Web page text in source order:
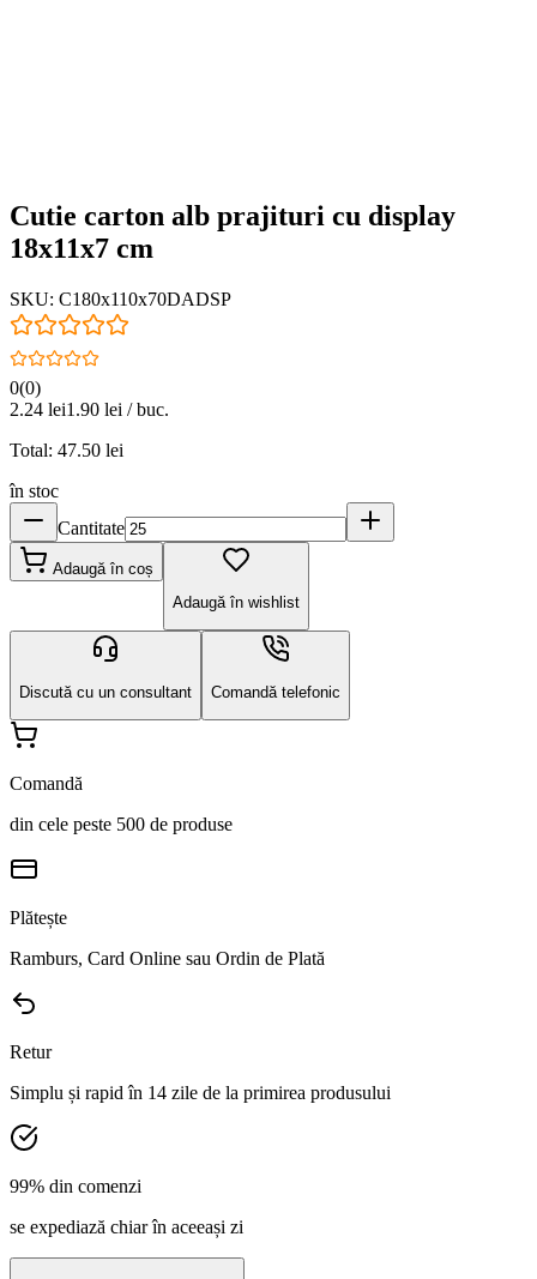
Cutie carton alb prajituri cu display
18x11x7 cm
SKU: C180x110x70DADSP
0(0)
2.24 lei1.90 lei / buc.
Total: 47.50 lei
în stoc
Cantitate
Adaugă în coș
Adaugă în wishlist
Discută cu un consultant Comandă telefonic
Comandă
din cele peste 500 de produse
Plătește
Ramburs, Card Online sau Ordin de Plată
Retur
Simplu și rapid în 14 zile de la primirea produsului
99% din comenzi
se expediază chiar în aceeași zi